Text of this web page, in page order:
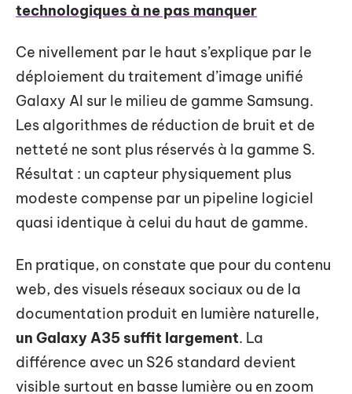
technologiques à ne pas manquer
Ce nivellement par le haut s’explique par le
déploiement du traitement d’image unifié
Galaxy AI sur le milieu de gamme Samsung.
Les algorithmes de réduction de bruit et de
netteté ne sont plus réservés à la gamme S.
Résultat : un capteur physiquement plus
modeste compense par un pipeline logiciel
quasi identique à celui du haut de gamme.
En pratique, on constate que pour du contenu
web, des visuels réseaux sociaux ou de la
documentation produit en lumière naturelle,
un Galaxy A35 suffit largement. La
différence avec un S26 standard devient
visible surtout en basse lumière ou en zoom